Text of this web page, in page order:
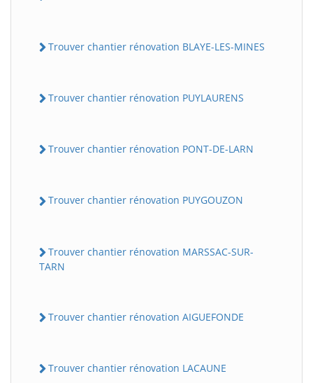
Trouver chantier rénovation BLAYE-LES-MINES
Trouver chantier rénovation PUYLAURENS
Trouver chantier rénovation PONT-DE-LARN
Trouver chantier rénovation PUYGOUZON
Trouver chantier rénovation MARSSAC-SUR-
TARN
Trouver chantier rénovation AIGUEFONDE
Trouver chantier rénovation LACAUNE